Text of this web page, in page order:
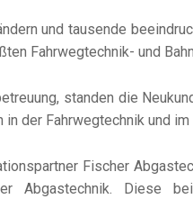
und tausende
Fahrwegtechnik- und
standen die
in der Fahrwegtechnik und
Fischer
Abgastechnik. Diese